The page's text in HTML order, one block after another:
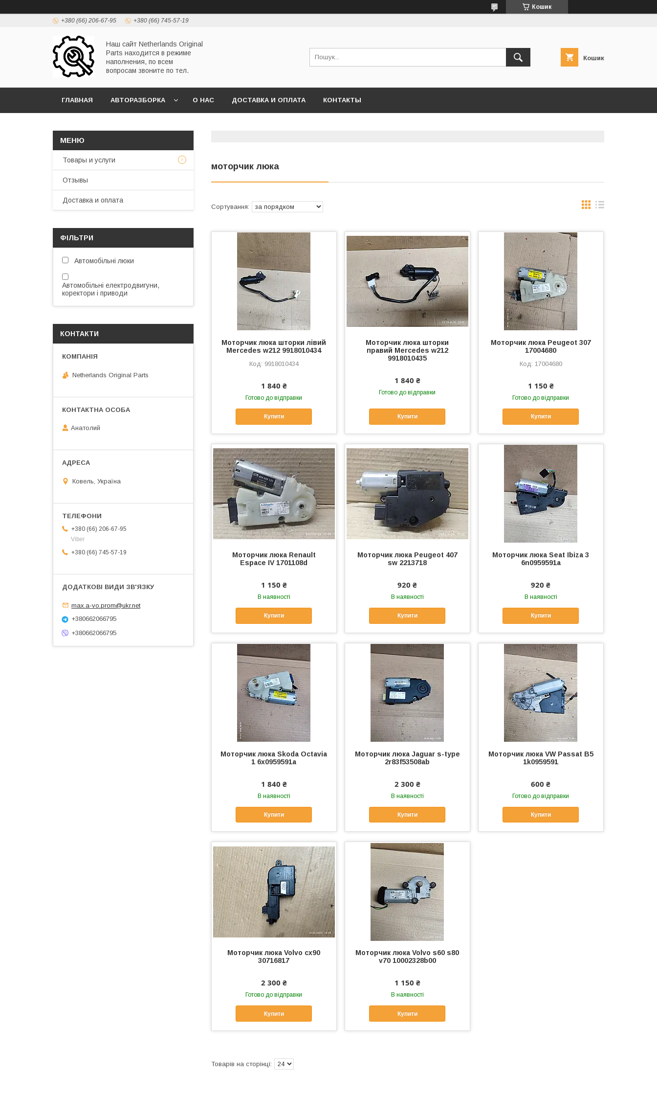
Кошик
+380 (66) 206-67-95 +380 (66) 745-57-19
Наш сайт Netherlands Original
Parts находится в режиме
наполнения, по всем
вопросам звоните по тел.
Кошик
ГЛАВНАЯ АВТОРАЗБОРКА О НАС ДОСТАВКА И ОПЛАТА КОНТАКТЫ
моторчик люка
Моторчик люка шторки лівий
Mercedes w212 9918010434
9918010434
1 840 ₴
Готово до відправки
Купити
Моторчик люка шторки
правий Mercedes w212
9918010435
1 840 ₴
Готово до відправки
Купити
Моторчик люка Peugeot 307
17004680
17004680
1 150 ₴
Готово до відправки
Купити
Моторчик люка Renault
Espace IV 1701108d
1 150 ₴
В наявності
Купити
Моторчик люка Peugeot 407
sw 2213718
920 ₴
В наявності
Купити
Моторчик люка Seat Ibiza 3
6n0959591a
920 ₴
В наявності
Купити
Моторчик люка Skoda Octavia
1 6x0959591a
1 840 ₴
В наявності
Купити
Моторчик люка Jaguar s-type
2r83f53508ab
2 300 ₴
В наявності
Купити
Моторчик люка VW Passat B5
1k0959591
600 ₴
Готово до відправки
Купити
Моторчик люка Volvo cx90
30716817
2 300 ₴
Готово до відправки
Купити
Моторчик люка Volvo s60 s80
v70 10002328b00
1 150 ₴
В наявності
Купити
Товары и услуги
Отзывы
Доставка и оплата
ФІЛЬТРИ
Автомобільні люки
Автомобільні електродвигуни,
коректори і приводи
КОНТАКТИ
Netherlands Original Parts
Анатолий
Ковель, Україна
+380 (66) 206-67-95
Viber
+380 (66) 745-57-19
max.a-vo.prom@ukr.net
+380662066795
+380662066795